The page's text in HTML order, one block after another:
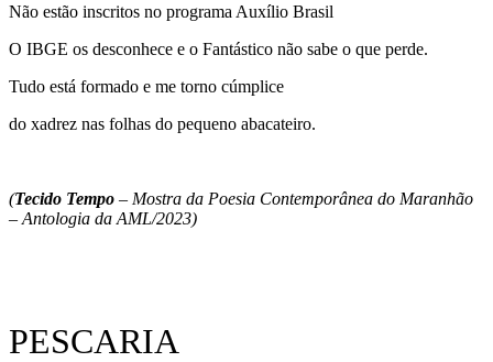
Não estão inscritos no programa Auxílio Brasil
O IBGE os desconhece e o Fantástico não sabe o que perde.
Tudo está formado e me torno cúmplice
do xadrez nas folhas do pequeno abacateiro.
(Tecido Tempo – Mostra da Poesia Contemporânea do Maranhão
– Antologia da AML/2023)
PESCARIA